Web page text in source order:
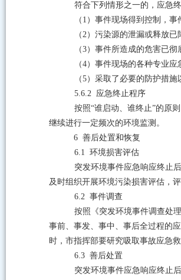
符合下列情形之一的，应急终
（ 1 ）事件现场得到控制，事
（2）污染源的泄漏或释放已
（3）事件所造成的危害已彻
（4）事件现场的各种专业应
（5）采取了必要的防护措施
5.6.2 应急终止程序
按照“谁启动、谁终止”的原
继续进行一定频次的环境监测。
6 善后处置和恢复
6.1 环境损害评估
突发环境事件应急响应终止
及时组织开展环境污染损害评估，
6.2 事件调查
按照《突发环境事件调查处
事前、事发、事中、事后全过程的
时，市指挥部要研究吸取事故应急
6.3 善后处置
突发环境事件应急响应终止